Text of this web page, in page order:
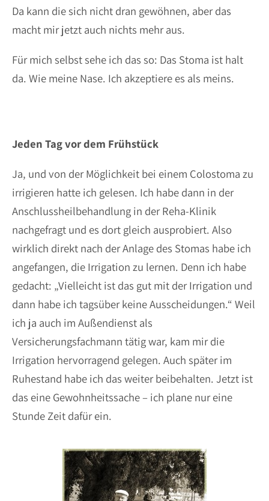
Da kann die sich nicht dran gewöhnen, aber das
macht mir jetzt auch nichts mehr aus.
Für mich selbst sehe ich das so: Das Stoma ist halt
da. Wie meine Nase. Ich akzeptiere es als meins.
Jeden Tag vor dem Frühstück
Ja, und von der Möglichkeit bei einem Colostoma zu
irrigieren hatte ich gelesen. Ich habe dann in der
Anschlussheilbehandlung in der Reha-Klinik
nachgefragt und es dort gleich ausprobiert. Also
wirklich direkt nach der Anlage des Stomas habe ich
angefangen, die Irrigation zu lernen. Denn ich habe
gedacht: „Vielleicht ist das gut mit der Irrigation und
dann habe ich tagsüber keine Ausscheidungen.“ Weil
ich ja auch im Außendienst als
Versicherungsfachmann tätig war, kam mir die
Irrigation hervorragend gelegen. Auch später im
Ruhestand habe ich das weiter beibehalten. Jetzt ist
das eine Gewohnheitssache – ich plane nur eine
Stunde Zeit dafür ein.